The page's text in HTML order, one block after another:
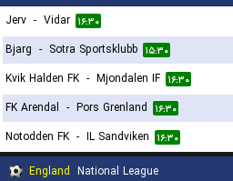
Jerv - Vidar ۱۶:۳۰
Bjarg - Sotra Sportsklubb ۱۵:۳۰
Kvik Halden FK - Mjondalen IF ۱۶:۳۰
FK Arendal - Pors Grenland ۱۶:۳۰
Notodden FK - IL Sandviken ۱۶:۳۰
England National League